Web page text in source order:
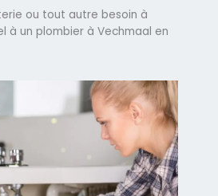
ou tout autre besoin à
à un plombier à Vechmaal en